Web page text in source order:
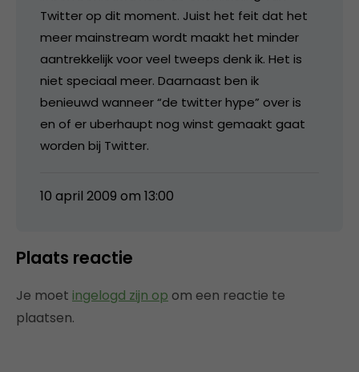
Twitter op dit moment. Juist het feit dat het
meer mainstream wordt maakt het minder
aantrekkelijk voor veel tweeps denk ik. Het is
niet speciaal meer. Daarnaast ben ik
benieuwd wanneer “de twitter hype” over is
en of er uberhaupt nog winst gemaakt gaat
worden bij Twitter.
10 april 2009 om 13:00
Plaats reactie
Je moet ingelogd zijn op om een reactie te
plaatsen.